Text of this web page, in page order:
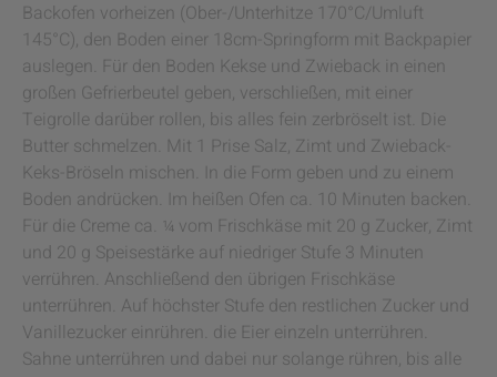
Backofen vorheizen (Ober-/Unterhitze 170°C/Umluft
145°C), den Boden einer 18cm-Springform mit Backpapier
auslegen. Für den Boden Kekse und Zwieback in einen
großen Gefrierbeutel geben, verschließen, mit einer
Teigrolle darüber rollen, bis alles fein zerbröselt ist. Die
Butter schmelzen. Mit 1 Prise Salz, Zimt und Zwieback-
Keks-Bröseln mischen. In die Form geben und zu einem
Boden andrücken. Im heißen Ofen ca. 10 Minuten backen.
Für die Creme ca. ¼ vom Frischkäse mit 20 g Zucker, Zimt
und 20 g Speisestärke auf niedriger Stufe 3 Minuten
verrühren. Anschließend den übrigen Frischkäse
unterrühren. Auf höchster Stufe den restlichen Zucker und
Vanillezucker einrühren. die Eier einzeln unterrühren.
Sahne unterrühren und dabei nur solange rühren, bis alle